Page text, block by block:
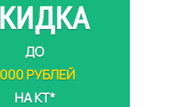
ДО
РУБЛЕЙ
НА КТ*